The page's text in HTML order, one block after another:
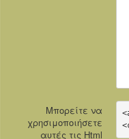
Μπορείτε να
χρησιμοποιήσετε
αυτές τις Html